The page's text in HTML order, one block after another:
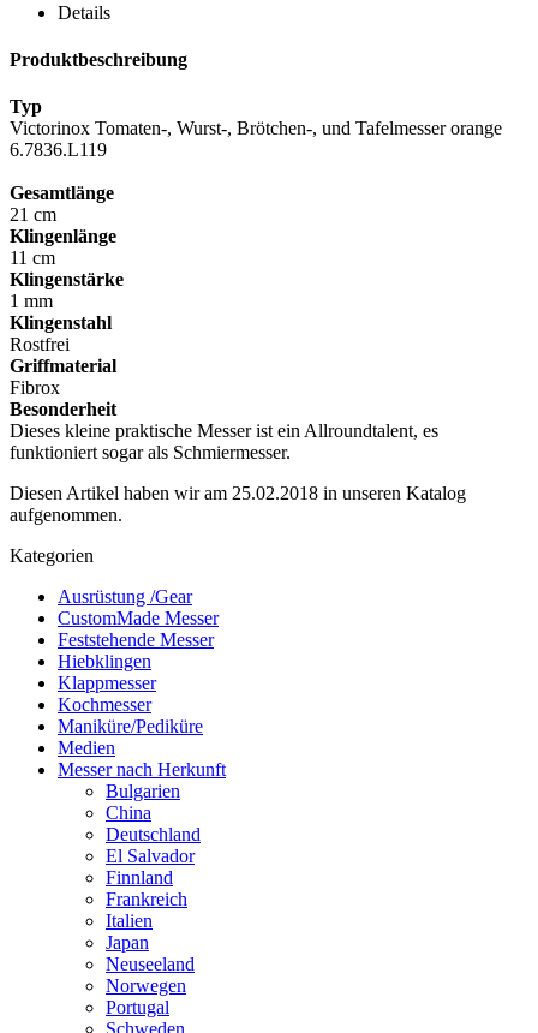
Details
Produktbeschreibung
Typ
Victorinox Tomaten-, Wurst-, Brötchen-, und Tafelmesser orange
6.7836.L119
Gesamtlänge
21 cm
Klingenlänge
11 cm
Klingenstärke
1 mm
Klingenstahl
Rostfrei
Griffmaterial
Fibrox
Besonderheit
Dieses kleine praktische Messer ist ein Allroundtalent, es
funktioniert sogar als Schmiermesser.
Diesen Artikel haben wir am 25.02.2018 in unseren Katalog
aufgenommen.
Kategorien
Ausrüstung /Gear
CustomMade Messer
Feststehende Messer
Hiebklingen
Klappmesser
Kochmesser
Maniküre/Pediküre
Medien
Messer nach Herkunft
Bulgarien
China
Deutschland
El Salvador
Finnland
Frankreich
Italien
Japan
Neuseeland
Norwegen
Portugal